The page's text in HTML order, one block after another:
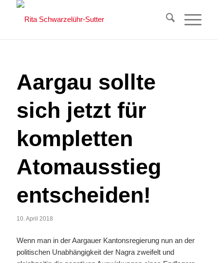
Aargau sollte
sich jetzt für
kompletten
Atomausstieg
entscheiden!
10. April 2018
Wenn man in der Aargauer Kantonsregierung nun an der
politischen Unabhängigkeit der Nagra zweifelt und